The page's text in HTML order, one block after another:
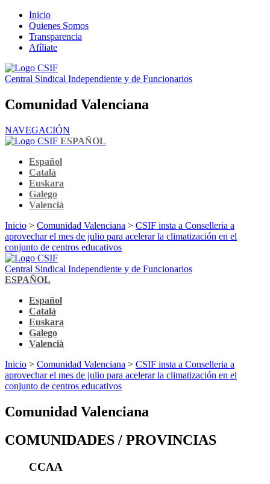
Inicio
Quienes Somos
Transparencia
Afíliate
Central Sindical Independiente y de Funcionarios
Comunidad Valenciana
NAVEGACIÓN
ESPAÑOL
Español
Català
Euskara
Galego
Valencià
Inicio > Comunidad Valenciana > CSIF insta a Conselleria a
aprovechar el mes de julio para acelerar la climatización en el
conjunto de centros educativos
Central Sindical Independiente y de Funcionarios
ESPAÑOL
Español
Català
Euskara
Galego
Valencià
Inicio > Comunidad Valenciana > CSIF insta a Conselleria a
aprovechar el mes de julio para acelerar la climatización en el
conjunto de centros educativos
Comunidad Valenciana
COMUNIDADES / PROVINCIAS
CCAA